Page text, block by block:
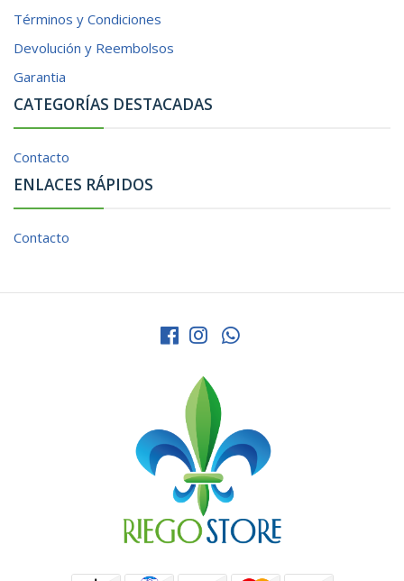
Términos y Condiciones
Devolución y Reembolsos
Garantia
CATEGORÍAS DESTACADAS
Contacto
ENLACES RÁPIDOS
Contacto